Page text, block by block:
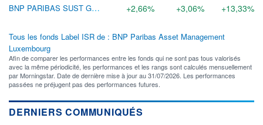
BNP PARIBAS SUST GLB CORP BD I R
+2,66% +3,06% +13,33%
Tous les fonds Label ISR de : BNP Paribas Asset Management
Luxembourg
Afin de comparer les performances entre les fonds qui ne sont pas tous valorisés
avec la même périodicité, les performances et les rangs sont calculés mensuellement
par Morningstar. Date de dernière mise à jour au 31/07/2026. Les performances
passées ne préjugent pas des performances futures.
DERNIERS COMMUNIQUÉS